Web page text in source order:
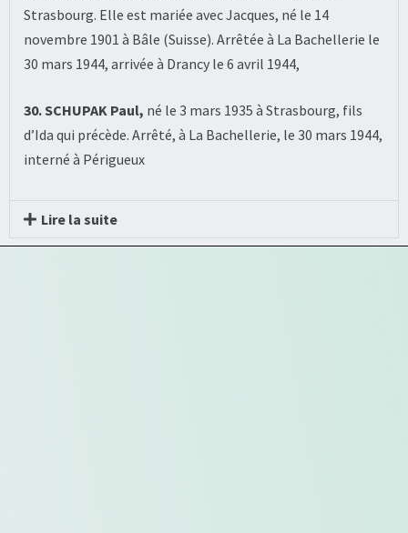
Strasbourg. Elle est mariée avec Jacques, né le 14
novembre 1901 à Bâle (Suisse). Arrêtée à La Bachellerie le
30 mars 1944, arrivée à Drancy le 6 avril 1944,
30. SCHUPAK Paul, né le 3 mars 1935 à Strasbourg, fils
d’Ida qui précède. Arrêté, à La Bachellerie, le 30 mars 1944,
interné à Périgueux
Lire la suite